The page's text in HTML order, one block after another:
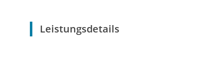
Leistungsdetails